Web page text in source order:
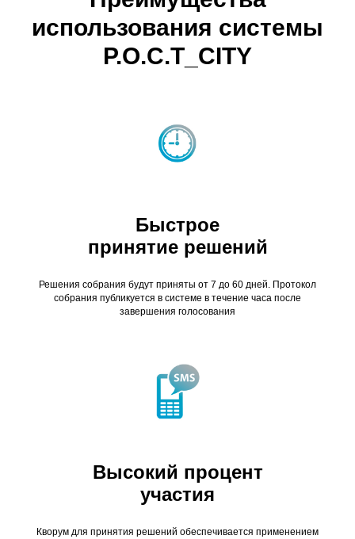
использования системы
Р.О.С.Т_CITY
Быстрое
принятие решений
Решения собрания будут приняты от 7 до 60 дней. Протокол
собрания публикуется в системе в течение часа после
завершения голосования
Высокий процент
участия
Кворум для принятия решений обеспечивается применением